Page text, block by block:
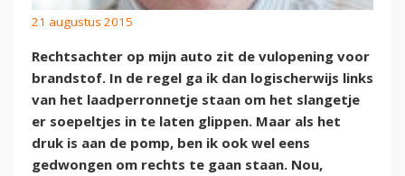
21 augustus 2015
Rechtsachter op mijn auto zit de vulopening voor
brandstof. In de regel ga ik dan logischerwijs links
van het laadperronnetje staan om het slangetje
er soepeltjes in te laten glippen. Maar als het
druk is aan de pomp, ben ik ook wel eens
gedwongen om rechts te gaan staan. Nou,